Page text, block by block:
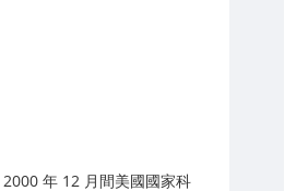
2000 年 12 月間美國國家科